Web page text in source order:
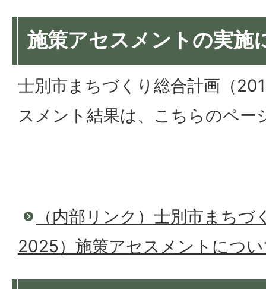
施策アセスメントの実施
士別市まちづくり総合計画（
スメント結果は、こちらのペー
（内部リンク）士別市まち
2025）施策アセスメントにつ